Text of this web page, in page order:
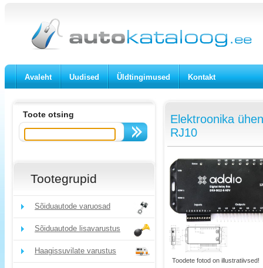
Avaleht Uudised Üldtingimused Kontakt
Toote otsing
Tootegrupid
Sõiduautode varuosad
Sõiduautode lisavarustus
Haagissuvilate varustus
Elektroonika
RJ10
Toodete fotod on illustratiivsed!